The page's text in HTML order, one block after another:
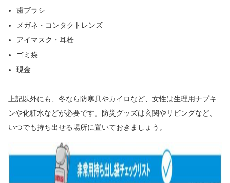
歯ブラシ
メガネ・コンタクトレンズ
アイマスク・耳栓
ゴミ袋
現金
上記以外にも、冬なら防寒具やカイロなど、女性は生理用ナプキ
ンや化粧水などが必要です。防災グッズは玄関やリビングなど、
いつでも持ち出せる場所に置いておきましょう。